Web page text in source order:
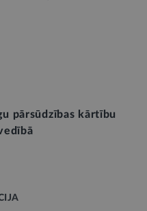
pārsūdzības kārtību